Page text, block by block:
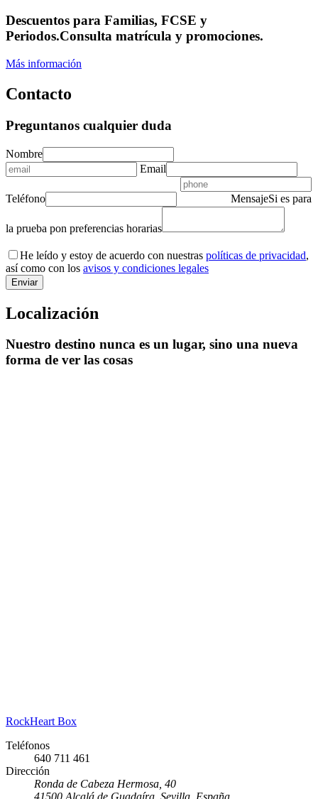
Descuentos para Familias, FCSE y
Periodos.Consulta matrícula y promociones.
Más información
Contacto
Preguntanos cualquier duda
Nombre
Email
Teléfono MensajeSi es para
la prueba pon preferencias horarias
He leído y estoy de acuerdo con nuestras políticas de privacidad,
así como con los avisos y condiciones legales
Localización
Nuestro destino nunca es un lugar, sino una nueva
forma de ver las cosas
RockHeart Box
Teléfonos
640 711 461
Dirección
Ronda de Cabeza Hermosa, 40